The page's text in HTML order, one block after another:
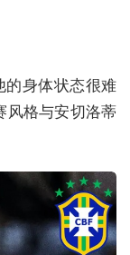
的身体状态很难
风格与安切洛蒂